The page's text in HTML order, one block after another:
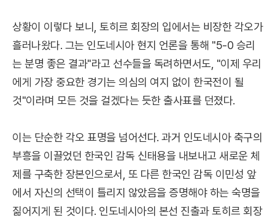
상황이 이렇다 보니, 토히르 회장의 입에서는 비장한 각오가
흘러나왔다. 그는 인도네시아 현지 언론을 통해 "5-0 승리
는 분명 좋은 결과"라고 선수들을 독려하면서도, "이제 우리
에게 가장 중요한 경기는 의심의 여지 없이 한국전이 될
것"이라며 모든 것을 걸겠다는 듯한 출사표를 던졌다.
이는 단순한 각오 표명을 넘어선다. 과거 인도네시아 축구의
부흥을 이끌었던 한국인 감독 신태용을 내보내고 새로운 체
제를 구축한 장본인으로서, 또 다른 한국인 감독 이민성 앞
에서 자신의 선택이 틀리지 않았음을 증명해야 하는 숙명을
짊어지게 된 것이다. 인도네시아의 본선 진출과 토히르 회장